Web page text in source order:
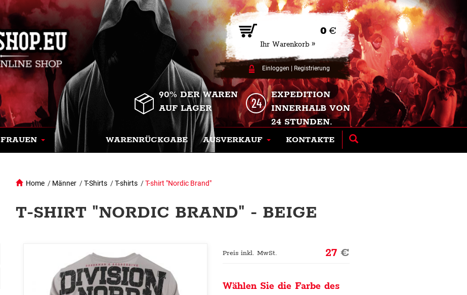
0 €
Ihr Warenkorb »
Einloggen Registrierung
90% DER WAREN
AUF LAGER
EXPEDITION
INNERHALB VON
24 STUNDEN.
FRAUEN WARENRÜCKGABE AUSVERKAUF KONTAKTE
Home / Männer /T-Shirts /T-shirts /T-shirt "Nordic Brand"
T-SHIRT "NORDIC BRAND" - BEIGE
Preis inkl. MwSt. 27€
Wählen Sie die Farbe des